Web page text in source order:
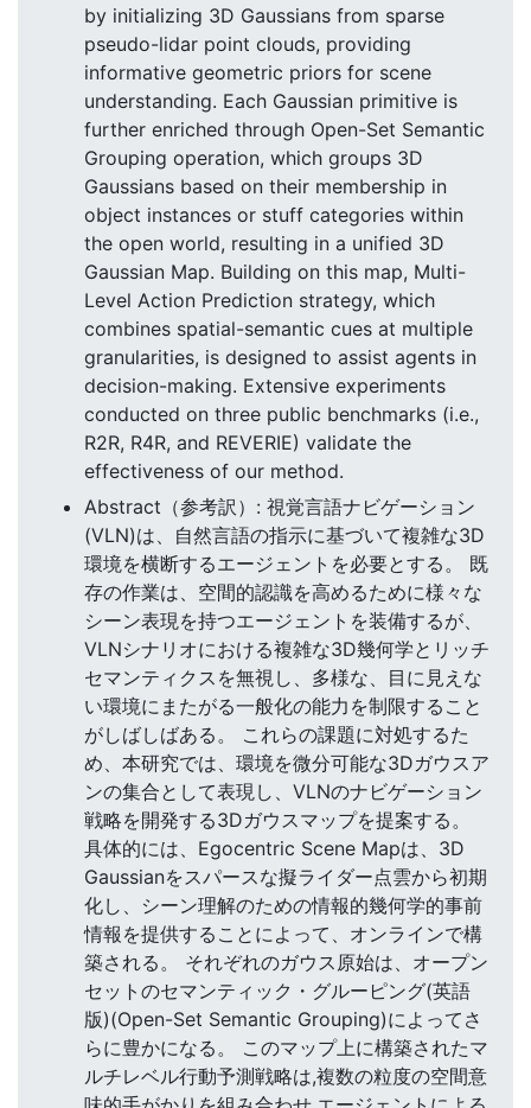
by initializing 3D Gaussians from sparse
pseudo-lidar point clouds, providing
informative geometric priors for scene
understanding. Each Gaussian primitive is
further enriched through Open-Set Semantic
Grouping operation, which groups 3D
Gaussians based on their membership in
object instances or stuff categories within
the open world, resulting in a unified 3D
Gaussian Map. Building on this map, Multi-
Level Action Prediction strategy, which
combines spatial-semantic cues at multiple
granularities, is designed to assist agents in
decision-making. Extensive experiments
conducted on three public benchmarks (i.e.,
R2R, R4R, and REVERIE) validate the
effectiveness of our method.
Abstract（参考訳）: 視覚言語ナビゲーション
(VLN)は、自然言語の指示に基づいて複雑な3D
環境を横断するエージェントを必要とする。 既
存の作業は、空間的認識を高めるために様々な
シーン表現を持つエージェントを装備するが、
VLNシナリオにおける複雑な3D幾何学とリッチ
セマンティクスを無視し、多様な、目に見えな
い環境にまたがる一般化の能力を制限すること
がしばしばある。 これらの課題に対処するた
め、本研究では、環境を微分可能な3Dガウスア
ンの集合として表現し、VLNのナビゲーション
戦略を開発する3Dガウスマップを提案する。
具体的には、Egocentric Scene Mapは、3D
Gaussianをスパースな擬ライダー点雲から初期
化し、シーン理解のための情報的幾何学的事前
情報を提供することによって、オンラインで構
築される。 それぞれのガウス原始は、オープン
セットのセマンティック・グルーピング(英語
版)(Open-Set Semantic Grouping)によってさ
らに豊かになる。 このマップ上に構築されたマ
ルチレベル行動予測戦略は,複数の粒度の空間意